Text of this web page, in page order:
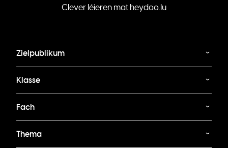
Clever léieren mat heydoo.lu
Zielpublikum
Klasse
Fach
Thema